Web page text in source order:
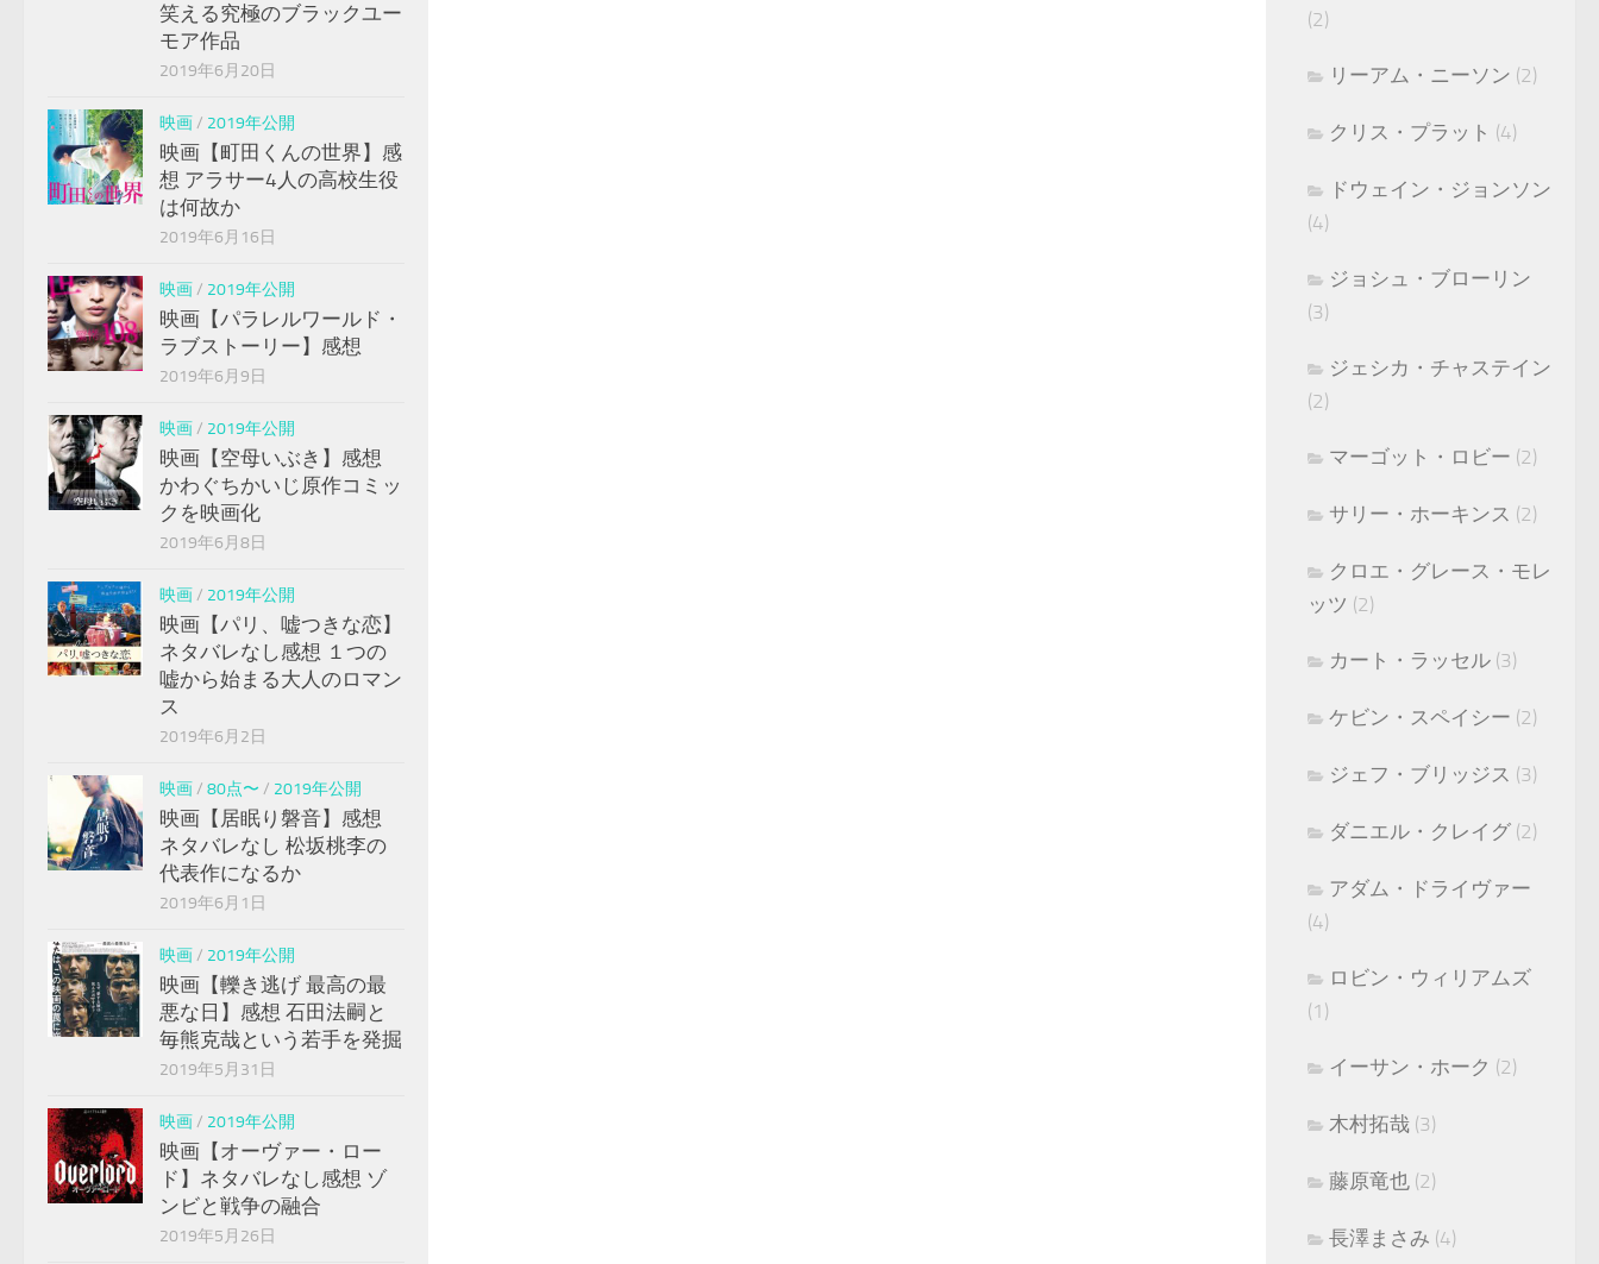
笑える究極のブラックユー
モア作品
2019年6月20日
映画/ 2019年公開
映画【町田くんの世界】感
想 アラサー4人の高校生役
は何故か
2019年6月16日
映画/ 2019年公開
映画【パラレルワールド・
ラブストーリー】感想
2019年6月9日
映画/ 2019年公開
映画【空母いぶき】感想
かわぐちかいじ原作コミッ
クを映画化
2019年6月8日
映画/ 2019年公開
映画【パリ、嘘つきな恋】
ネタバレなし感想 １つの
嘘から始まる大人のロマン
ス
2019年6月2日
映画/ 80点〜 / 2019年公開
映画【居眠り磐音】感想
ネタバレなし 松坂桃李の
代表作になるか
2019年6月1日
映画/ 2019年公開
映画【轢き逃げ 最高の最
悪な日】感想 石田法嗣と
毎熊克哉という若手を発掘
2019年5月31日
映画/ 2019年公開
映画【オーヴァー・ロー
ド】ネタバレなし感想 ゾ
ンビと戦争の融合
2019年5月26日
(2)
リーアム・ニーソン (2)
クリス・プラット (4)
ドウェイン・ジョンソン
(4)
ジョシュ・ブローリン
(3)
ジェシカ・チャステイン
(2)
マーゴット・ロビー (2)
サリー・ホーキンス (2)
クロエ・グレース・モレ
ッツ (2)
カート・ラッセル (3)
ケビン・スペイシー (2)
ジェフ・ブリッジス (3)
ダニエル・クレイグ (2)
アダム・ドライヴァー
(4)
ロビン・ウィリアムズ
(1)
イーサン・ホーク (2)
木村拓哉 (3)
藤原竜也 (2)
長澤まさみ (4)